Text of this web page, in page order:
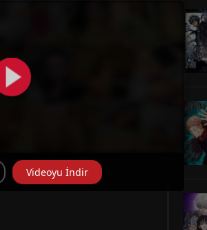
Videoyu İndir